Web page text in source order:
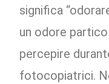
significa
un odore
percepire
fotocopiatrici.